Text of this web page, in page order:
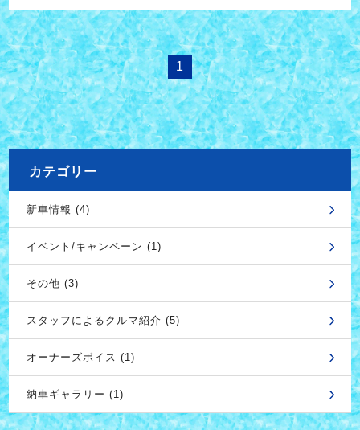
1
カテゴリー
新車情報 (4)
イベント/キャンペーン (1)
その他 (3)
スタッフによるクルマ紹介 (5)
オーナーズボイス (1)
納車ギャラリー (1)